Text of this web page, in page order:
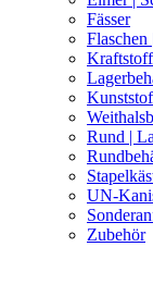
Fässer
Flaschen
Rund |
UN-
Zubehör